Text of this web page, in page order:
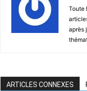
Toute
après
ARTICLES CONNEXES